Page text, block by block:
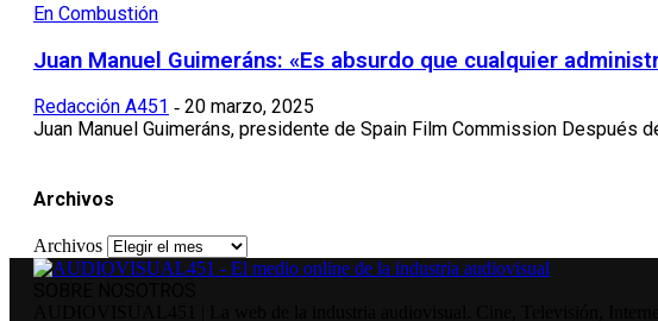
En Combustión
Juan Manuel Guimeráns: «Es absurdo que cualquier
Redacción A451 - 20 marzo, 2025
Juan Manuel Guimeráns, presidente de Spain Film Commission Después
Archivos
Archivos